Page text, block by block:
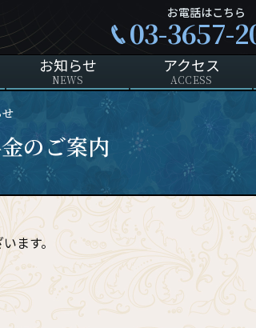
お電話はこちら
03-3657-
お知らせ
NEWS
アクセス
ACCESS
のご案内
ます。